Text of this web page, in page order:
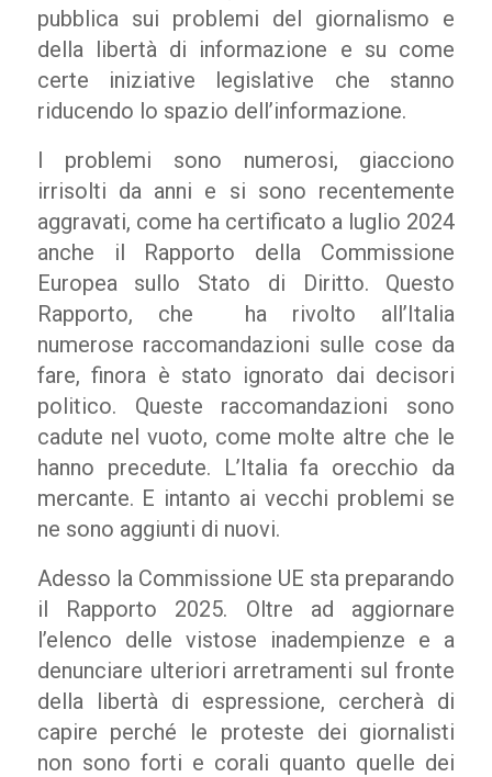
pubblica sui problemi del giornalismo e
della libertà di informazione e su come
certe iniziative legislative che stanno
riducendo lo spazio dell’informazione.
I problemi sono numerosi, giacciono
irrisolti da anni e si sono recentemente
aggravati, come ha certificato a luglio 2024
anche il Rapporto della Commissione
Europea sullo Stato di Diritto. Questo
Rapporto, che
ha rivolto all’Italia
numerose raccomandazioni sulle cose da
fare, finora è stato ignorato dai decisori
politico. Queste raccomandazioni sono
cadute nel vuoto, come molte altre che le
hanno precedute. L’Italia fa orecchio da
mercante. E intanto ai vecchi problemi se
ne sono aggiunti di nuovi.
Adesso la Commissione UE sta preparando
il Rapporto 2025. Oltre ad aggiornare
l’elenco delle vistose inadempienze e a
denunciare ulteriori arretramenti sul fronte
della libertà di espressione, cercherà di
capire perché le proteste dei giornalisti
non sono forti e corali quanto quelle dei